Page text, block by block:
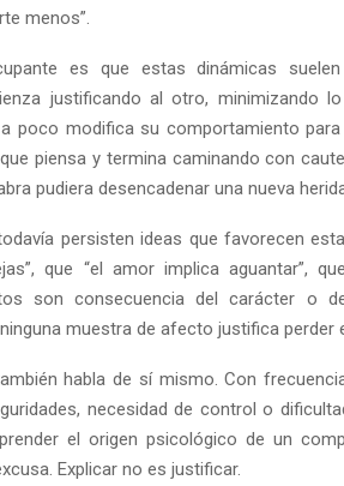
menos”.
es que estas dinámicas
justificando al otro, minimizando
poco modifica su comportamiento
piensa y termina caminando con
pudiera desencadenar una nueva
persisten ideas que favorecen
que “el amor implica aguantar”,
son consecuencia del carácter o
muestra de afecto justifica perder
habla de sí mismo. Con
necesidad de control o
el origen psicológico de un
Explicar no es justificar.